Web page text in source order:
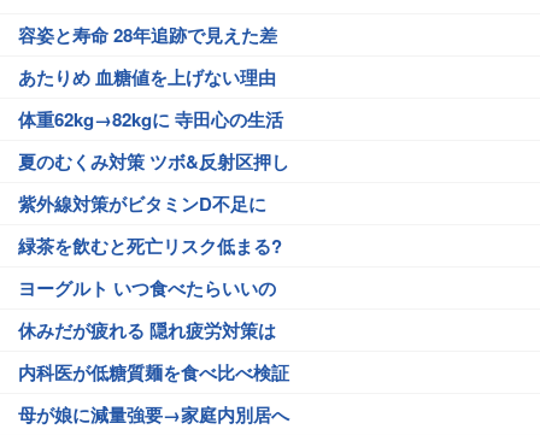
容姿と寿命 28年追跡で見えた差
あたりめ 血糖値を上げない理由
体重62kg→82kgに 寺田心の生活
夏のむくみ対策 ツボ&反射区押し
紫外線対策がビタミンD不足に
緑茶を飲むと死亡リスク低まる?
ヨーグルト いつ食べたらいいの
休みだが疲れる 隠れ疲労対策は
内科医が低糖質麺を食べ比べ検証
母が娘に減量強要→家庭内別居へ